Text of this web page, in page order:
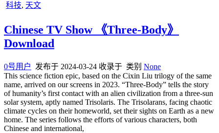
科技, 天文
Chinese TV Show 《Three-Body》
Download
0号用户 发布于 2024-03-24 收录于 类别 None
This science fiction epic, based on the Cixin Liu trilogy of the same
name, arrived on our screens in 2023. “Three-Body” tells the story
of humanity’s first contact with an alien civilization from a three-sun
solar system, aptly named Trisolaris. The Trisolarans, facing chaotic
climate cycles on their homeworld, set their sights on Earth as a new
home. The series follows the efforts of various characters, both
Chinese and international,